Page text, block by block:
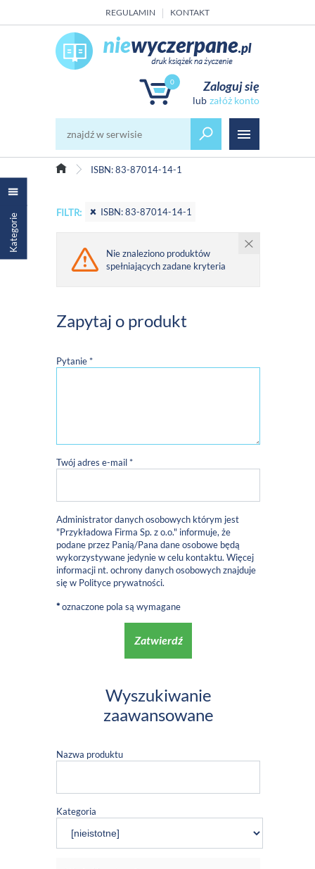
REGULAMIN KONTAKT
0 Zaloguj się
załóż konto
ISBN: 83-87014-14-1
Kategorie FILTR: ISBN: 83-87014-14-1
Nie znaleziono produktów
spełniających zadane kryteria
Zapytaj o produkt
Pytanie *
Twój adres e-mail *
Administrator danych osobowych którym jest
"Przykładowa Firma Sp. z o.o." informuje, że
podane przez Panią/Pana dane osobowe będą
wykorzystywane jedynie w celu kontaktu. Więcej
informacji nt. ochrony danych osobowych znajduje
się w Polityce prywatności.
*oznaczone pola są wymagane
Zatwierdź
Wyszukiwanie
zaawansowane
Nazwa produktu
Kategoria